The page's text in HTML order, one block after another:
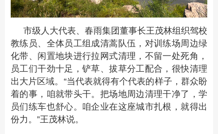
市级人大代表、春雨集团董事长王茂林组织驾校
教练员、全体员工组成清蒿队伍，对训练场周边绿
化带、闲置地块进行拉网式清理，不留一处死角，
员工们干劲十足，铲草、拔草分工配合，很快清理
出大片区域。“当代表就得有个代表的样子，群众盼
着的事，咱就带头干。把场地周边清理干净了，学
员们练车也舒心。咱企业在这座城市扎根，就得出
份力。”王茂林说。